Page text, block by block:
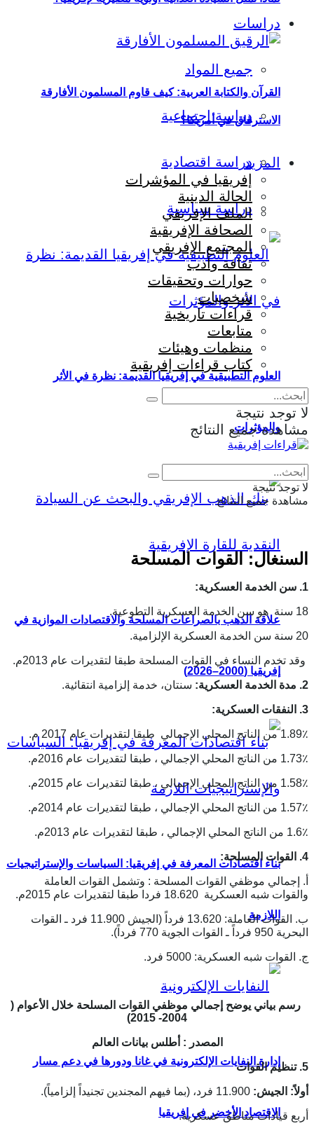
دراسات
جميع المواد
دراسة اجتماعية
دراسة اقتصادية
دراسة سياسية
العلوم التطبيقية في إفريقيا القديمة: نظرة في الأثر
والمؤثرات
علاقة الذهب بالصراعات المسلحة والاقتصادات الموازية في
إفريقيا (2000–2026)
بناء اقتصادات المعرفة في إفريقيا: السياسات والإستراتيجيات
اللازمة
إدارة النفايات الإلكترونية في غانا ودورها في دعم مسار
الاقتصاد الأخضر في إفريقيا
القرآن والكتابة العربية: كيف قاوم المسلمون الأفارقة
الاسترقاق في أمريكا؟
المزيد
إفريقيا في المؤشرات
الحالة الدينية
الملف الإفريقي
الصحافة الإفريقية
المجتمع الإفريقي
ثقافة وأدب
حوارات وتحقيقات
شخصيات
قراءات تاريخية
متابعات
منظمات وهيئات
كتاب قراءات إفريقية
لا توجد نتيجة
مشاهدة جميع النتائج
لا توجد نتيجة
مشاهدة جميع النتائج
السنغال: القوات المسلحة
1. سن الخدمة العسكرية:
18 سنة هو سن الخدمة العسكرية التطوعية.
20 سنة سن الخدمة العسكرية الإلزامية.
وقد تخدم النساء في القوات المسلحة طبقا لتقديرات عام 2013م.
2. مدة الخدمة العسكرية: سنتان، خدمة إلزامية انتقائية.
3. النفقات العسكرية:
1.89٪ من الناتج المحلي الإجمالي طبقا لتقديرات عام 2017 م.
1.73٪ من الناتج المحلي الإجمالي ، طبقا لتقديرات عام 2016م.
1.58٪ من الناتج المحلي الإجمالي ، طبقا لتقديرات عام 2015م.
1.57٪ من الناتج المحلي الإجمالي ، طبقا لتقديرات عام 2014م.
1.6٪ من الناتج المحلي الإجمالي ، طبقا لتقديرات عام 2013م.
4. القوات المسلحة :
أ. إجمالي موظفي القوات المسلحة : وتشمل القوات العاملة
والقوات شبه العسكرية 18.620 فردا طبقا لتقديرات عام 2015م.
ب. القوات العاملة: 13.620 فرداً (الجيش 11.900 فرد ـ القوات
البحرية 950 فرداً ـ القوات الجوية 770 فرداً).
ج. القوات شبه العسكرية: 5000 فرد.
رسم بياني يوضح إجمالي موظفي القوات المسلحة خلال الأعوام (
2004- 2015)
المصدر : أطلس بيانات العالم
5. تنظيم القوات
أولاً: الجيش:
أربع قيادات مناطق عسكرية.